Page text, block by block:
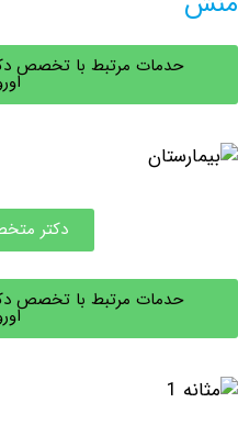
حدمات مرتبط با تخصص دکتر
اورولوژی
دکتر متخصص
حدمات مرتبط با تخصص دکتر
اورولوژی